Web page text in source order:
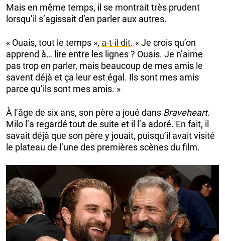
Mais en même temps, il se montrait très prudent
lorsqu’il s’agissait d’en parler aux autres.
« Ouais, tout le temps », a-t-il dit. « Je crois qu’on
apprend à… lire entre les lignes ? Ouais. Je n’aime
pas trop en parler, mais beaucoup de mes amis le
savent déjà et ça leur est égal. Ils sont mes amis
parce qu’ils sont mes amis. »
À l’âge de six ans, son père a joué dans Braveheart.
Milo l’a regardé tout de suite et il l’a adoré. En fait, il
savait déjà que son père y jouait, puisqu’il avait visité
le plateau de l’une des premières scènes du film.